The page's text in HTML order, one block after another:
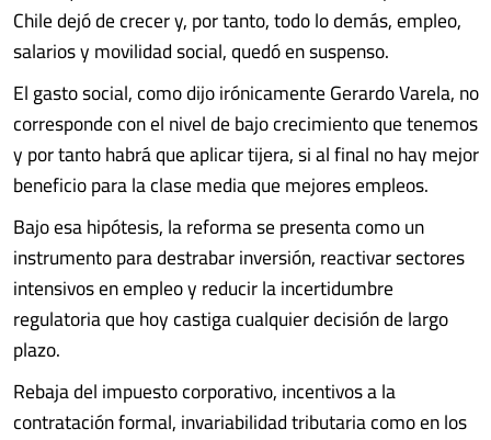
Chile dejó de crecer y, por tanto, todo lo demás, empleo,
salarios y movilidad social, quedó en suspenso.
El gasto social, como dijo irónicamente Gerardo Varela, no
corresponde con el nivel de bajo crecimiento que tenemos
y por tanto habrá que aplicar tijera, si al final no hay mejor
beneficio para la clase media que mejores empleos.
Bajo esa hipótesis, la reforma se presenta como un
instrumento para destrabar inversión, reactivar sectores
intensivos en empleo y reducir la incertidumbre
regulatoria que hoy castiga cualquier decisión de largo
plazo.
Rebaja del impuesto corporativo, incentivos a la
contratación formal, invariabilidad tributaria como en los